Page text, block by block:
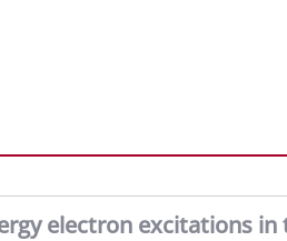
electron excitations in